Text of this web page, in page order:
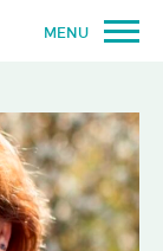
MENU